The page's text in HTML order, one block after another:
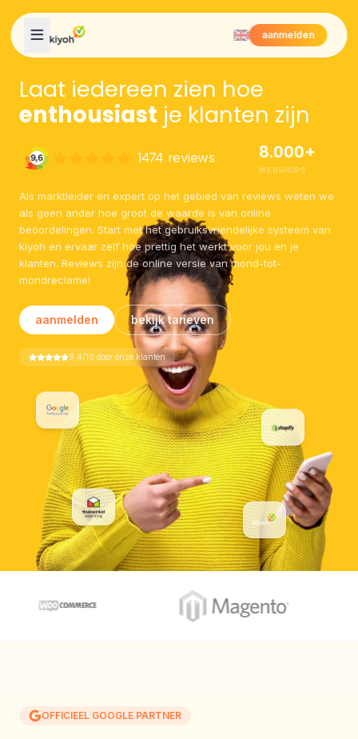
Skip to content
aanmelden
Laat iedereen zien hoe
enthousiast je klanten zijn
8.000+
WEBSHOPS
Als marktleider en expert op het gebied van reviews weten we
als geen ander hoe groot de waarde is van online
beoordelingen. Start met het gebruiksvriendelijke systeem van
kiyoh en ervaar zelf hoe prettig het werkt voor jou en je
klanten. Reviews zijn de online versie van mond-tot-
mondreclame!
aanmelden bekijk tarieven
9.4/10 door onze klanten
OFFICIEEL GOOGLE PARTNER